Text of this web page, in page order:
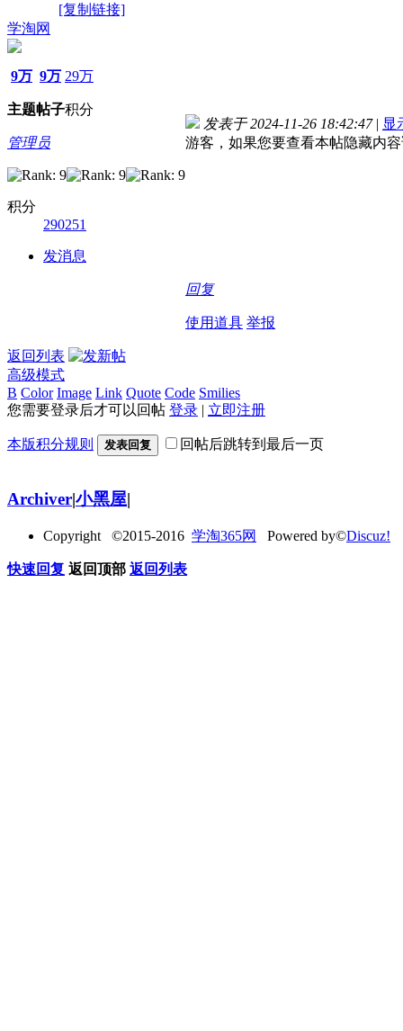
[复制链接]
学淘网
9万
主题
9万
帖子
29万
积分
管理员
积分
290251
发消息
发表于 2024-11-26 18:42:47 | 显
游客，如果您要查看本帖隐藏内
回复
使用道具 举报
返回列表
高级模式
B Color Image Link Quote Code Smilies
您需要登录后才可以回帖 登录 | 立即注册
本版积分规则 发表回复 回帖后跳转到最后一页
Archiver|小黑屋|
Copyright ©2015-2016 学淘365网 Powered by©Discuz!
快速回复 返回顶部 返回列表